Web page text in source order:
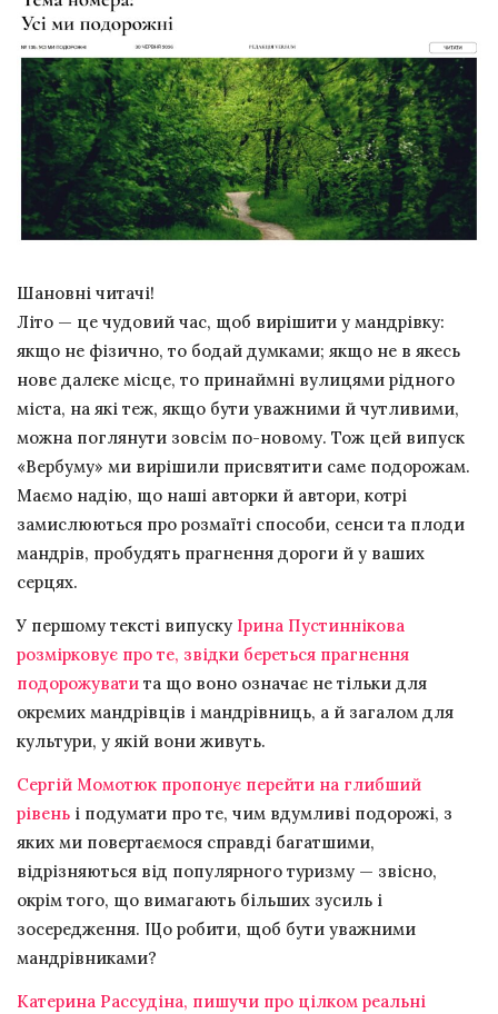
Шановні читачі!
Літо — це чудовий час, щоб вирішити у мандрівку:
якщо не фізично, то бодай думками; якщо не в якесь
нове далеке місце, то принаймні вулицями рідного
міста, на які теж, якщо бути уважними й чутливими,
можна поглянути зовсім по-новому. Тож цей випуск
«Вербуму» ми вирішили присвятити саме подорожам.
Маємо надію, що наші авторки й автори, котрі
замислюються про розмаїті способи, сенси та плоди
мандрів, пробудять прагнення дороги й у ваших
серцях.
У першому тексті випуску Ірина Пустиннікова
розмірковує про те, звідки береться прагнення
подорожувати та що воно означає не тільки для
окремих мандрівців і мандрівниць, а й загалом для
культури, у якій вони живуть.
Сергій Момотюк пропонує перейти на глибший
рівень і подумати про те, чим вдумливі подорожі, з
яких ми повертаємося справді багатшими,
відрізняються від популярного туризму — звісно,
окрім того, що вимагають більших зусиль і
зосередження. Що робити, щоб бути уважними
мандрівниками?
Катерина Рассудіна, пишучи про цілком реальні